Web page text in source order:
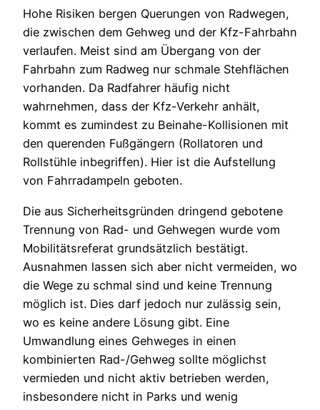
Hohe Risiken bergen Querungen von Radwegen,
die zwischen dem Gehweg und der Kfz-Fahrbahn
verlaufen. Meist sind am Übergang von der
Fahrbahn zum Radweg nur schmale Stehflächen
vorhanden. Da Radfahrer häufig nicht
wahrnehmen, dass der Kfz-Verkehr anhält,
kommt es zumindest zu Beinahe-Kollisionen mit
den querenden Fußgängern (Rollatoren und
Rollstühle inbegriffen). Hier ist die Aufstellung
von Fahrradampeln geboten.
Die aus Sicherheitsgründen dringend gebotene
Trennung von Rad- und Gehwegen wurde vom
Mobilitätsreferat grundsätzlich bestätigt.
Ausnahmen lassen sich aber nicht vermeiden, wo
die Wege zu schmal sind und keine Trennung
möglich ist. Dies darf jedoch nur zulässig sein,
wo es keine andere Lösung gibt. Eine
Umwandlung eines Gehweges in einen
kombinierten Rad-/Gehweg sollte möglichst
vermieden und nicht aktiv betrieben werden,
insbesondere nicht in Parks und wenig